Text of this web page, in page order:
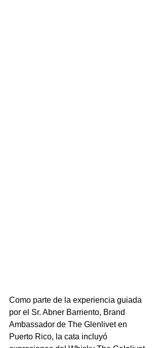
Como parte de la experiencia guiada
por el Sr. Abner Barriento, Brand
Ambassador de The Glenlivet en
Puerto Rico, la cata incluyó